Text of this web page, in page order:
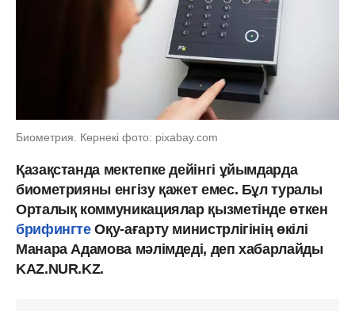
Биометрия. Көрнекі фото: pixabay.com
Қазақстанда мектепке дейінгі ұйымдарда
биометрияны енгізу қажет емес. Бұл туралы
Орталық коммуникациялар қызметінде өткен
брифингтеОқу-ағарту министрлігінің өкілі
Манара Адамова мәлімдеді, деп хабарлайды
KAZ.NUR.KZ.